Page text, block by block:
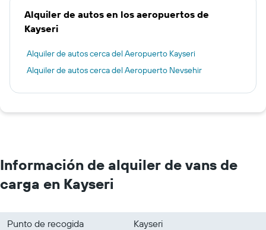
Alquiler de autos en los aeropuertos de
Kayseri
Alquiler de autos cerca del Aeropuerto Kayseri
Alquiler de autos cerca del Aeropuerto Nevsehir
Información de alquiler de vans de
carga en Kayseri
Punto de recogida
Kayseri